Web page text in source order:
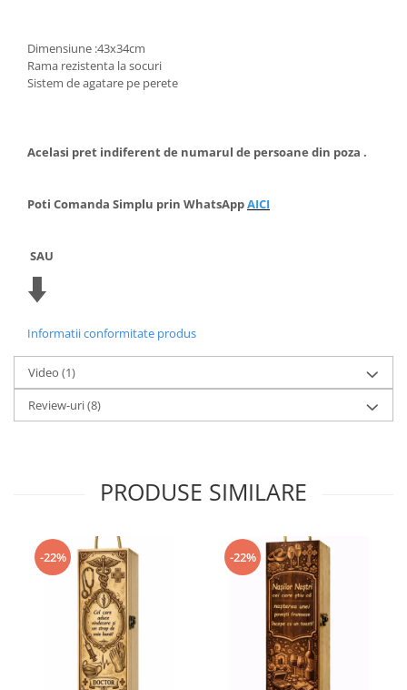
Dimensiune :43x34cm
Rama rezistenta la socuri
Sistem de agatare pe perete
Acelasi pret indiferent de numarul de persoane din poza .
Poti Comanda Simplu prin WhatsAppAICI
SAU
⬇️
Informatii conformitate produs
Video (1)
Review-uri(8)
PRODUSE SIMILARE
-22% -22%